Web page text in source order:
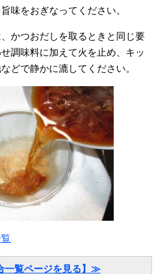
味をおぎなってください。
かつおだしを取るときと同じ要
調味料に加えて火を止め、キッ
どで静かに漉してください。
一覧ページを見る】≫